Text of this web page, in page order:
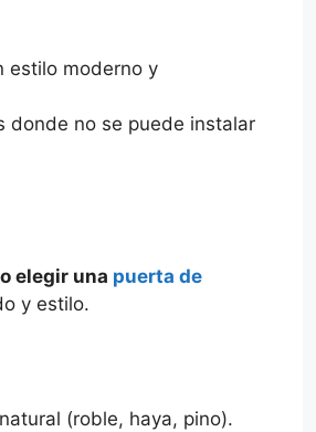
estilo moderno y
donde no se puede instalar
elegir una puerta de
y estilo.
(roble, haya, pino).